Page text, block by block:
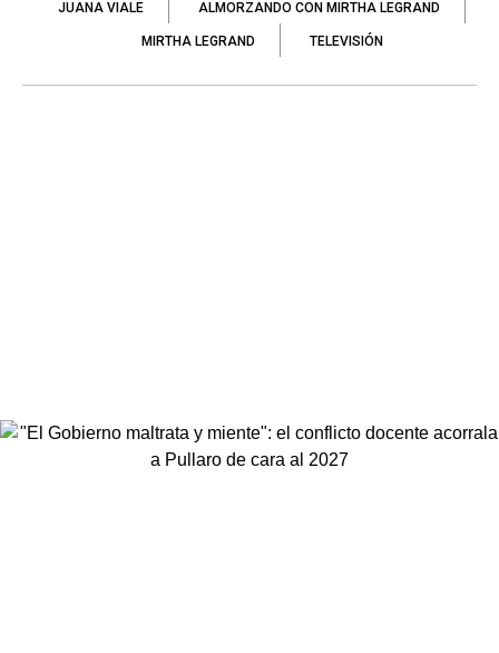
JUANA VIALE ALMORZANDO CON MIRTHA LEGRAND
MIRTHA LEGRAND TELEVISIÓN